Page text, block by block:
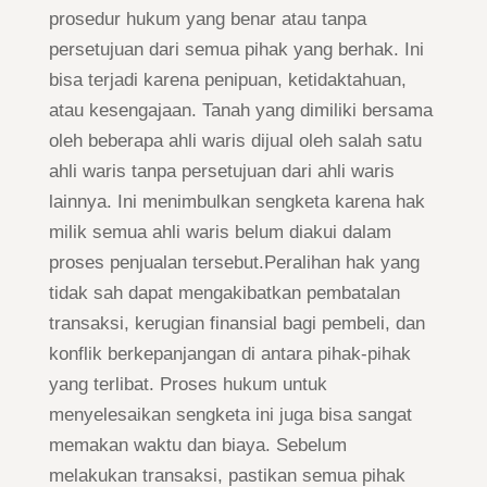
prosedur hukum yang benar atau tanpa
persetujuan dari semua pihak yang berhak. Ini
bisa terjadi karena penipuan, ketidaktahuan,
atau kesengajaan. Tanah yang dimiliki bersama
oleh beberapa ahli waris dijual oleh salah satu
ahli waris tanpa persetujuan dari ahli waris
lainnya. Ini menimbulkan sengketa karena hak
milik semua ahli waris belum diakui dalam
proses penjualan tersebut.Peralihan hak yang
tidak sah dapat mengakibatkan pembatalan
transaksi, kerugian finansial bagi pembeli, dan
konflik berkepanjangan di antara pihak-pihak
yang terlibat. Proses hukum untuk
menyelesaikan sengketa ini juga bisa sangat
memakan waktu dan biaya. Sebelum
melakukan transaksi, pastikan semua pihak